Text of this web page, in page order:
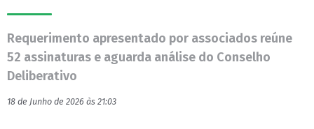
Requerimento apresentado por associados reúne
52 assinaturas e aguarda análise do Conselho
Deliberativo
18 de Junho de 2026 às 21:03